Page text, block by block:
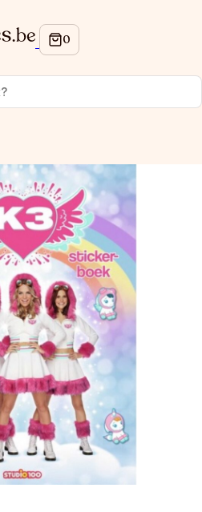
onze acties?
en ontvang
om contact op te nemen, in
privacybeleid.